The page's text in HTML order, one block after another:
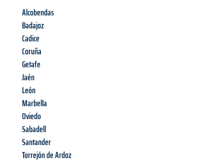
Alcobendas
Badajoz
Cadice
Coruña
Getafe
Jaén
León
Marbella
Oviedo
Sabadell
Santander
Torrejón de Ardoz